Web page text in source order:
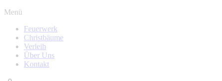
Menü
Feuerwerk
Christbäume
Verleih
Über Uns
Kontakt